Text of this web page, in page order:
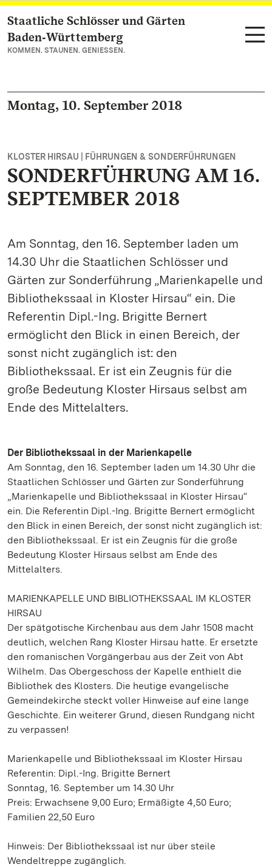
Zum Hauptinhalt springen
Staatliche Schlösser und Gärten
Baden‑Württemberg
KOMMEN. STAUNEN. GENIESSEN.
Montag, 10. September 2018
KLOSTER HIRSAU | FÜHRUNGEN & SONDERFÜHRUNGEN
SONDERFÜHRUNG AM 16.
SEPTEMBER 2018
Am Sonntag, den 16. September laden um
14.30 Uhr die Staatlichen Schlösser und
Gärten zur Sonderführung „Marienkapelle und
Bibliothekssaal in Kloster Hirsau“ ein. Die
Referentin Dipl.-Ing. Brigitte Bernert
ermöglicht den Blick in einen Bereich, der
sonst nicht zugänglich ist: den
Bibliothekssaal. Er ist ein Zeugnis für die
große Bedeutung Kloster Hirsaus selbst am
Ende des Mittelalters.
Der Bibliothekssaal in der Marienkapelle
Am Sonntag, den 16. September laden um 14.30 Uhr die
Staatlichen Schlösser und Gärten zur Sonderführung
„Marienkapelle und Bibliothekssaal in Kloster Hirsau“
ein. Die Referentin Dipl.-Ing. Brigitte Bernert ermöglicht
den Blick in einen Bereich, der sonst nicht zugänglich ist:
den Bibliothekssaal. Er ist ein Zeugnis für die große
Bedeutung Kloster Hirsaus selbst am Ende des
Mittelalters.
MARIENKAPELLE UND BIBLIOTHEKSSAAL IM KLOSTER
HIRSAU
Der spätgotische Kirchenbau aus dem Jahr 1508 macht
deutlich, welchen Rang Kloster Hirsau hatte. Er ersetzte
den romanischen Vorgängerbau aus der Zeit von Abt
Wilhelm. Das Obergeschoss der Kapelle enthielt die
Bibliothek des Klosters. Die heutige evangelische
Gemeindekirche steckt voller Hinweise auf eine lange
Geschichte. Ein weiterer Grund, diesen Rundgang nicht
zu verpassen!
Marienkapelle und Bibliothekssaal im Kloster Hirsau
Referentin: Dipl.-Ing. Brigitte Bernert
Sonntag, 16. September um 14.30 Uhr
Preis: Erwachsene 9,00 Euro; Ermäßigte 4,50 Euro;
Familien 22,50 Euro
Hinweis: Der Bibliothekssaal ist nur über steile
Wendeltreppe zugänglich.